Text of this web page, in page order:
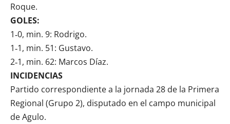
Roque.
GOLES:
1‑0, min. 9: Rodrigo.
1‑1, min. 51: Gustavo.
2‑1, min. 62: Marcos Díaz.
INCIDENCIAS
Partido correspondiente a la jornada 28 de la Primera
Regional (Grupo 2), disputado en el campo municipal
de Agulo.